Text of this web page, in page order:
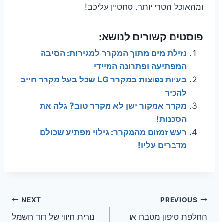
ומהאוכל הטרי יותר. סחטיין עליכם!
פוסטים קשורים לנושא:
נזילת מים מתוך המקרר למגירות: הסיבה
המפתיעה ופתרונה המיידי
בעיות נפוצות במקרר LG שכל בעל מקרר חייב
להכיר
מקרר אמקור ישן לא מקרר טוב? גלה את
הסכנות!
רעש זמזום מהמקרר: גילוי מפתיע שכולם
מדברים עליו!
ניווט
PREVIOUS
החלפת סיפון מטבח או
NEXT
נורית חיווי של דוד חשמל